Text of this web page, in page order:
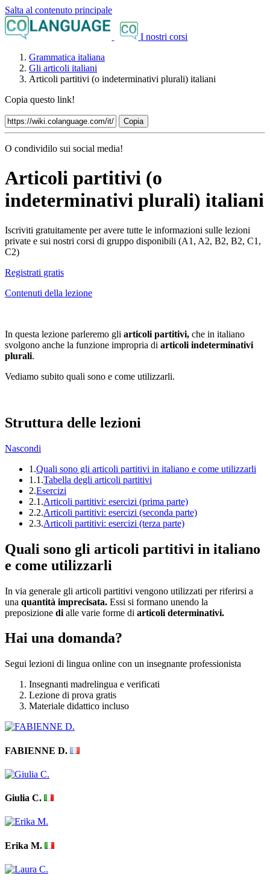
Salta al contenuto principale
I nostri corsi
Grammatica italiana
Gli articoli italiani
Articoli partitivi (o indeterminativi plurali) italiani
Copia questo link!
Copia
O condividilo sui social media!
Articoli partitivi (o
indeterminativi plurali) italiani
Iscriviti gratuitamente per avere tutte le informazioni sulle lezioni
private e sui nostri corsi di gruppo disponibili (A1, A2, B2, B2, C1,
C2)
Registrati gratis
Contenuti della lezione
In questa lezione parleremo gli articoli partitivi, che in italiano
svolgono anche la funzione impropria di articoli indeterminativi
plurali.
Vediamo subito quali sono e come utilizzarli.
Struttura delle lezioni
Nascondi
1.Quali sono gli articoli partitivi in italiano e come utilizzarli
1.1.Tabella degli articoli partitivi
2.Esercizi
2.1.Articoli partitivi: esercizi (prima parte)
2.2.Articoli partitivi: esercizi (seconda parte)
2.3.Articoli partitivi: esercizi (terza parte)
Quali sono gli articoli partitivi in italiano
e come utilizzarli
In via generale gli articoli partitivi vengono utilizzati per riferirsi a
una quantità imprecisata. Essi si formano unendo la
preposizione di alle varie forme di articoli determinativi.
Hai una domanda?
Segui lezioni di lingua online con un insegnante professionista
Insegnanti madrelingua e verificati
Lezione di prova gratis
Materiale didattico incluso
FABIENNE D.
Giulia C.
Erika M.